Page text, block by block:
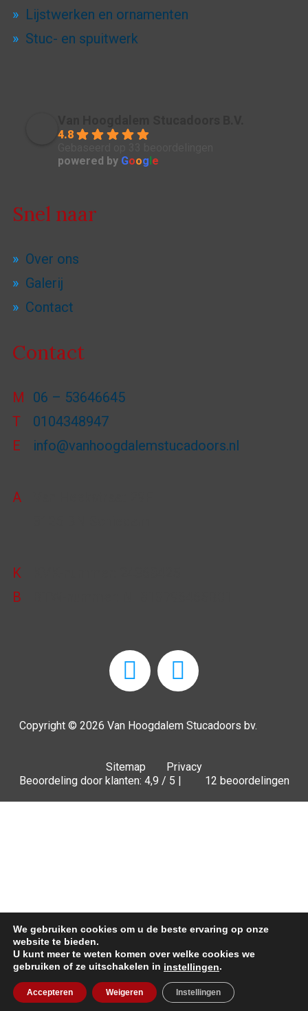
Offerte
Lijstwerken en ornamenten
Stuc- en spuitwerk
4.8
powered by Goog e
Snel naar
Over ons
Galerij
Contact
Contact
M
06 – 53646645
T
0104348947
E
info@vanhoogdalemstucadoors.nl
A
K
B
Copyright © 2026 Van Hoogdalem Stucadoors bv.
Sitemap
Privacy
Beoordeling door klanten: 4,9 / 5 |
12 beoordelingen
We gebruiken cookies om u de beste ervaring op onze
website te bieden.
U kunt meer te weten komen over welke cookies we
gebruiken of ze uitschakelen in instellingen.
Accepteren Weigeren Instellingen